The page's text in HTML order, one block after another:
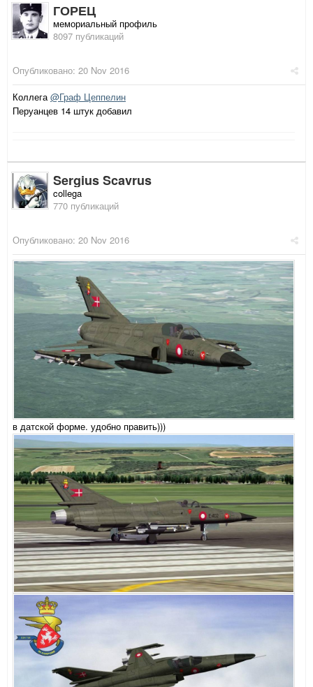
ГОРЕЦ
мемориальный профиль
8097 публикаций
Опубликовано: 20 Nov 2016
Коллега@Граф Цеппелин
Перуанцев 14 штук добавил
Sergius Scavrus
collega
770 публикаций
Опубликовано: 20 Nov 2016
в датской форме. удобно править)))